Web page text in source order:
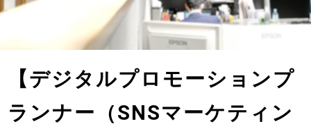
【デジタルプロモーションプ
ランナー（SNSマーケティン